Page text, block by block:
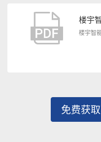
楼宇
楼宇智
免费获